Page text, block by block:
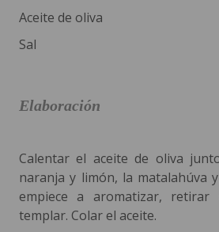
Aceite de oliva
Sal
Elaboración
Calentar el aceite de oliva
naranja y limón, la matalahúva
empiece a aromatizar,
templar. Colar el aceite.